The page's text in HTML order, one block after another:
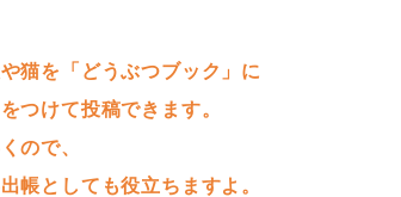
猫を「どうぶつブック」に
つけて投稿できます。
ので、
帳としても役立ちますよ。